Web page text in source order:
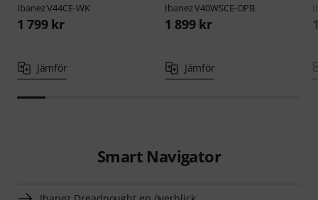
IbanezV44CE-WK
1 799 kr
Jämför
IbanezV40WSCE-OPB
1 899 kr
Jämför
Smart Navigator